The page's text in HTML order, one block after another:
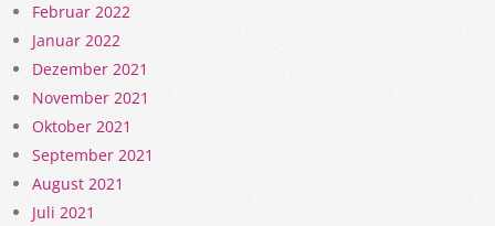
Februar 2022
Januar 2022
Dezember 2021
November 2021
Oktober 2021
September 2021
August 2021
Juli 2021